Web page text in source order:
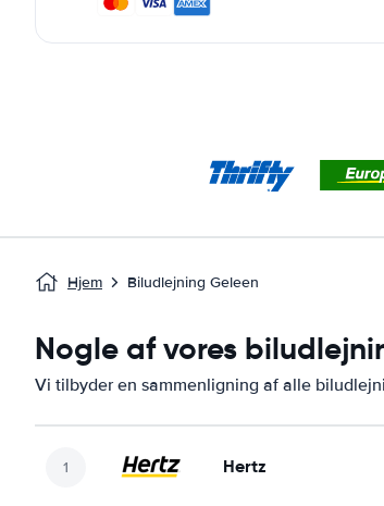
Hjem Biludlejning Geleen
Nogle af vores
Vi tilbyder en sammenligning af alle
Hertz